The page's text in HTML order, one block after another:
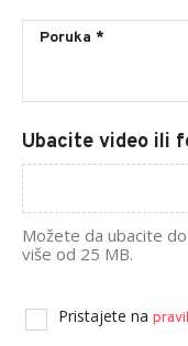
Ubacite video ili
Možete da ubacite
više od 25 MB.
Pristajete na